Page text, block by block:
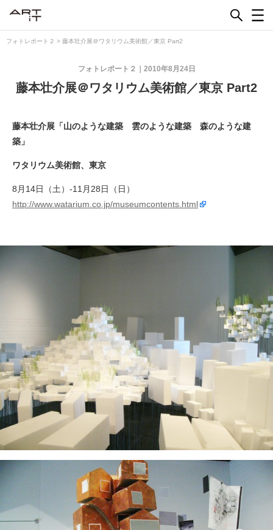
フォトレポート２ > 藤本壮介展＠ワタリウム美術館／東京 Part2
2010年8月24日
フォトレポート２
藤本壮介展＠ワタリウム美術館／東京 Part2
藤本壮介展「山のような建築 雲のような建築 森のような建
築」
ワタリウム美術館、東京
8月14日（土）-11月28日（日）
http://www.watarium.co.jp/museumcontents.html